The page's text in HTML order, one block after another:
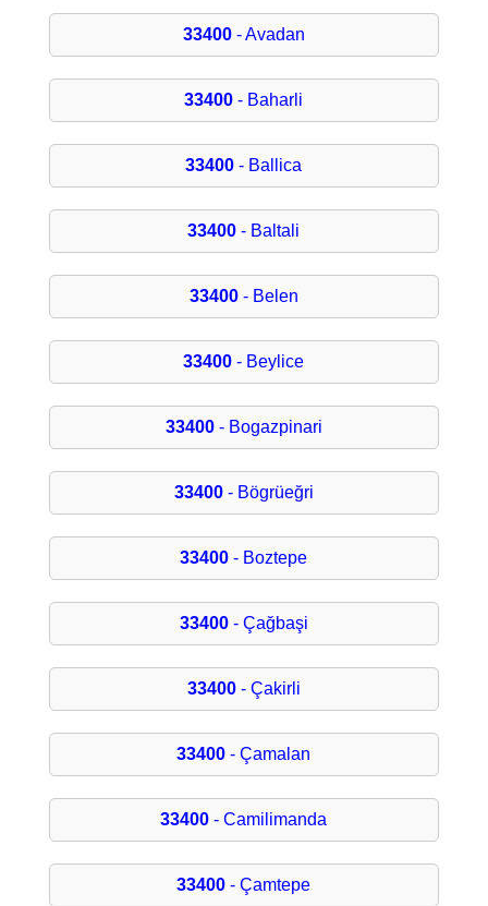
33400- Avadan
33400 - Baharli
33400 - Ballica
33400 - Baltali
33400- Belen
33400 - Beylice
33400- Bogazpinari
33400- Bögrüeğri
33400 - Boztepe
33400- Çağbaşi
33400- Çakirli
33400 - Çamalan
33400 - Camilimanda
33400 - Çamtepe